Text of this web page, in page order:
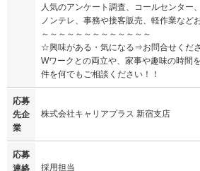
人気のアンケート調査、コールセンター
ノンテレ、事務や接客販売、軽作業など
～～～～～～～～～～～～～
☆興味がある・気になる⇒お問合せくだ
Wワークとの両立や、家事や趣味の時間
件を何でもご相談ください！！
応募
先企
業
株式会社キャリアプラス 新宿支店
応募
連絡
採用担当